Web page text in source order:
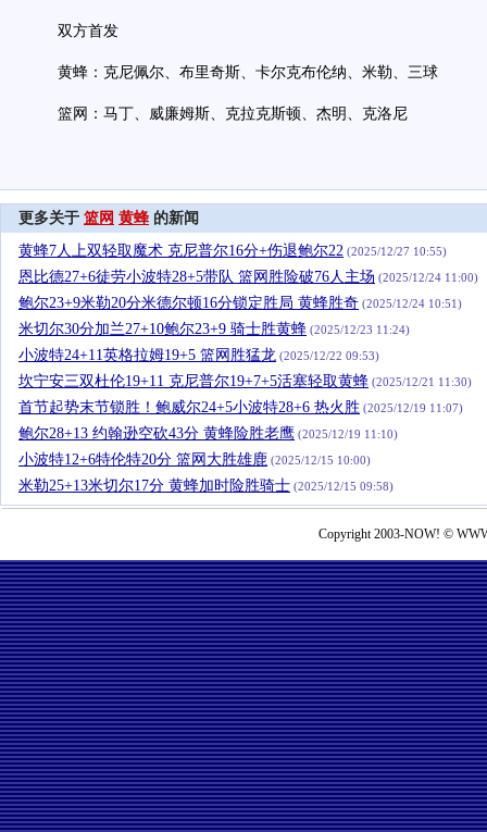
双方首发
黄蜂：克尼佩尔、布里奇斯、卡尔克布伦纳、米勒、三球
篮网：马丁、威廉姆斯、克拉克斯顿、杰明、克洛尼
更多关于 篮网 黄蜂 的新闻
黄蜂7人上双轻取魔术 克尼普尔16分+伤退鲍尔22 (2025/12/27 10:55)
恩比德27+6徒劳小波特28+5带队 篮网胜险破76人主场 (2025/12/24 11:00)
鲍尔23+9米勒20分米德尔顿16分锁定胜局 黄蜂胜奇 (2025/12/24 10:51)
米切尔30分加兰27+10鲍尔23+9 骑士胜黄蜂 (2025/12/23 11:24)
小波特24+11英格拉姆19+5 篮网胜猛龙 (2025/12/22 09:53)
坎宁安三双杜伦19+11 克尼普尔19+7+5活塞轻取黄蜂 (2025/12/21 11:30)
首节起势末节锁胜！鲍威尔24+5小波特28+6 热火胜 (2025/12/19 11:07)
鲍尔28+13 约翰逊空砍43分 黄蜂险胜老鹰 (2025/12/19 11:10)
小波特12+6特伦特20分 篮网大胜雄鹿 (2025/12/15 10:00)
米勒25+13米切尔17分 黄蜂加时险胜骑士 (2025/12/15 09:58)
Copyright 2003-NOW! ©